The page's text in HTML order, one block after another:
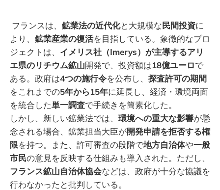
フランスは、 鉱業法の近代化と大規模な民間投資に
より、 鉱業産業の復活を目指している。象徴的なプロ
ジェクトは、 イメリス社（Imerys）が主導するアリ
エ県のリチウム鉱山開発で、投資額は18億ユーロで
ある。政府は4つの施行令を公布し、 探査許可の期間
をこれまでの5年から15年に延長し、経済・環境両面
を統合した単一調査で手続きを簡素化した。
しかし、新しい鉱業法では、 環境への重大な影響が懸
念される場合、鉱業担当大臣が開発申請を拒否する権
限を持つ。また、許可審査の段階で地方自治体や一般
市民の意見を反映する仕組みも導入された。ただし、
フランス鉱山自治体協会などは、政府が十分な協議を
行わなかったと批判している。